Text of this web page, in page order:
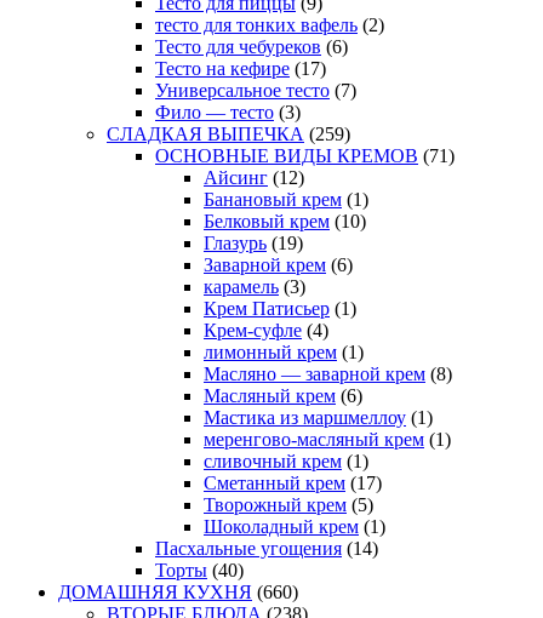
тесто для тонких вафель (2)
Тесто для чебуреков (6)
Тесто на кефире (17)
Универсальное тесто (7)
Фило — тесто (3)
СЛАДКАЯ ВЫПЕЧКА (259)
ОСНОВНЫЕ ВИДЫ КРЕМОВ (71)
Айсинг (12)
Банановый крем (1)
Белковый крем (10)
Глазурь (19)
Заварной крем (6)
карамель (3)
Крем Патисьер (1)
Крем-суфле (4)
лимонный крем (1)
Масляно — заварной крем (8)
Масляный крем (6)
Мастика из маршмеллоу (1)
меренгово-масляный крем (1)
сливочный крем (1)
Сметанный крем (17)
Творожный крем (5)
Шоколадный крем (1)
Пасхальные угощения (14)
Торты (40)
ДОМАШНЯЯ КУХНЯ (660)
ВТОРЫЕ БЛЮДА (238)